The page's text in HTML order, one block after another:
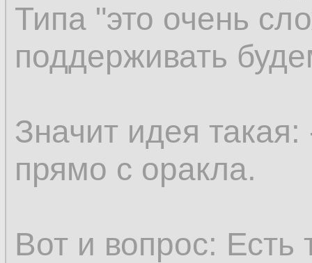
Типа "это очень
поддерживать
Значит идея
прямо с оракла.
Вот и вопрос: Есть